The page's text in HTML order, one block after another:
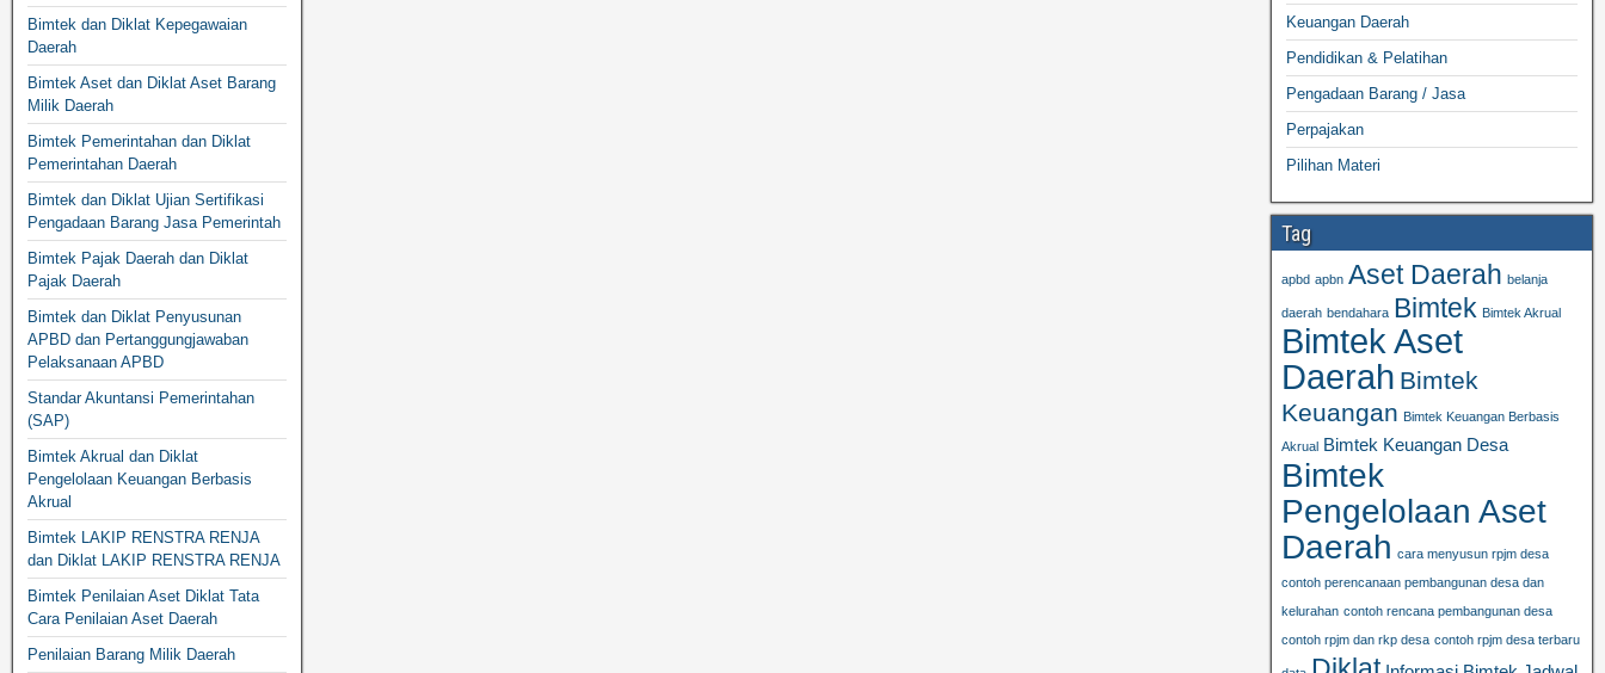
Bimtek dan Diklat Kepegawaian
Daerah
Bimtek Aset dan Diklat Aset Barang
Milik Daerah
Bimtek Pemerintahan dan Diklat
Pemerintahan Daerah
Bimtek dan Diklat Ujian Sertifikasi
Pengadaan Barang Jasa Pemerintah
Bimtek Pajak Daerah dan Diklat
Pajak Daerah
Bimtek dan Diklat Penyusunan
APBD dan Pertanggungjawaban
Pelaksanaan APBD
Standar Akuntansi Pemerintahan
(SAP)
Bimtek Akrual dan Diklat
Pengelolaan Keuangan Berbasis
Akrual
Bimtek LAKIP RENSTRA RENJA
dan Diklat LAKIP RENSTRA RENJA
Bimtek Penilaian Aset Diklat Tata
Cara Penilaian Aset Daerah
Penilaian Barang Milik Daerah
Keuangan Daerah
Pendidikan & Pelatihan
Pengadaan Barang / Jasa
Perpajakan
Pilihan Materi
Tag
apbd apbn Aset Daerah belanja
daerah bendahara Bimtek Bimtek Akrual
Bimtek Aset
Daerah Bimtek
Keuangan Bimtek Keuangan Berbasis
Akrual Bimtek Keuangan Desa
Bimtek
Pengelolaan Aset
Daerah cara menyusun rpjm desa
contoh perencanaan pembangunan desa dan
kelurahan contoh rencana pembangunan desa
contoh rpjm dan rkp desa contoh rpjm desa terbaru